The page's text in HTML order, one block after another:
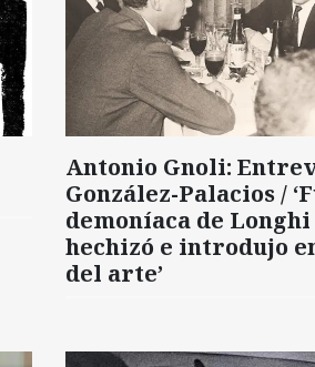
Antonio Gnoli:
González-Palacios /
demoníaca de
hechizó e introdujo
del arte’